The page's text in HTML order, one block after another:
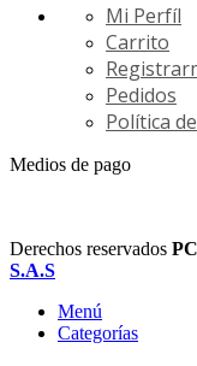
Mi Perfíl
Carrito
Pedidos
Política
Medios de pago
Derechos reservados
S.A.S
Menú
Categorías